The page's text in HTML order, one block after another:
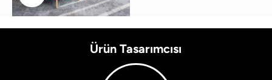
Ürün Tasarımcısı